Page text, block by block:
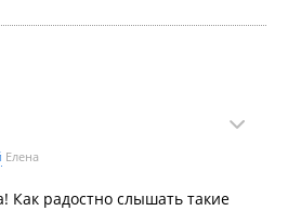
Елена
Как радостно слышать такие